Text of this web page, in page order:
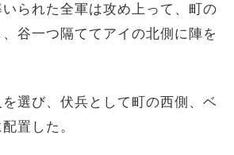
られた全軍は攻め上って、町の
谷一つ隔ててアイの北側に陣を
選び、伏兵として町の西側、ベ
置した。